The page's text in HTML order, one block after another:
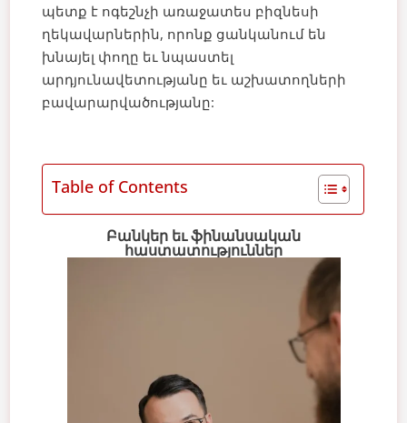
պետք է ոգեշնչի առաջատես բիզնեսի
ղեկավարներին, որոնք ցանկանում են
խնայել փողը եւ նպաստել
արդյունավետությանը եւ աշխատողների
բավարարվածությանը:
Table of Contents
Բանկեր եւ ֆինանսական
հաստատություններ